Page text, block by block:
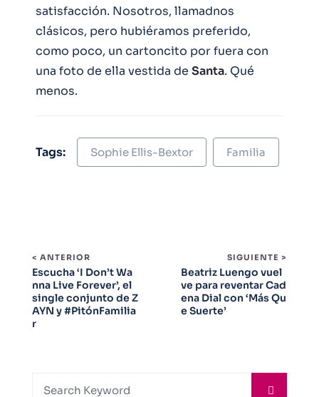
satisfacción. Nosotros, llamadnos
clásicos, pero hubiéramos preferido,
como poco, un cartoncito por fuera con
una foto de ella vestida de Santa. Qué
menos.
Tags: Sophie Ellis-Bextor Familia
< ANTERIOR
Escucha ‘I Don’t Wa
nna Live Forever’, el
single conjunto de Z
AYN y #PitónFamilia
r
SIGUIENTE >
Beatriz Luengo vuel
ve para reventar Cad
ena Dial con ‘Más Qu
e Suerte’